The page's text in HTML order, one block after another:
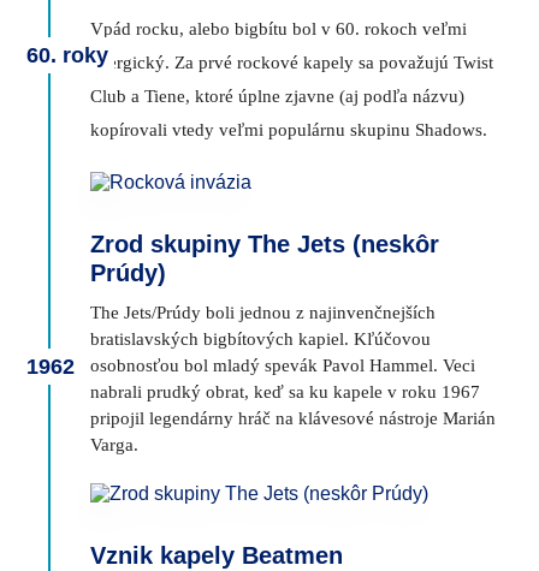
Vpád rocku, alebo bigbítu bol v 60. rokoch veľmi
energický. Za prvé rockové kapely sa považujú Twist
Club a Tiene, ktoré úplne zjavne (aj podľa názvu)
kopírovali vtedy veľmi populárnu skupinu Shadows.
60. roky
Zrod skupiny The Jets (neskôr
Prúdy)
The Jets/Prúdy boli jednou z najinvenčnejších
bratislavských bigbítových kapiel. Kľúčovou
osobnosťou bol mladý spevák Pavol Hammel. Veci
nabrali prudký obrat, keď sa ku kapele v roku 1967
pripojil legendárny hráč na klávesové nástroje Marián
Varga.
1962
Vznik kapely Beatmen